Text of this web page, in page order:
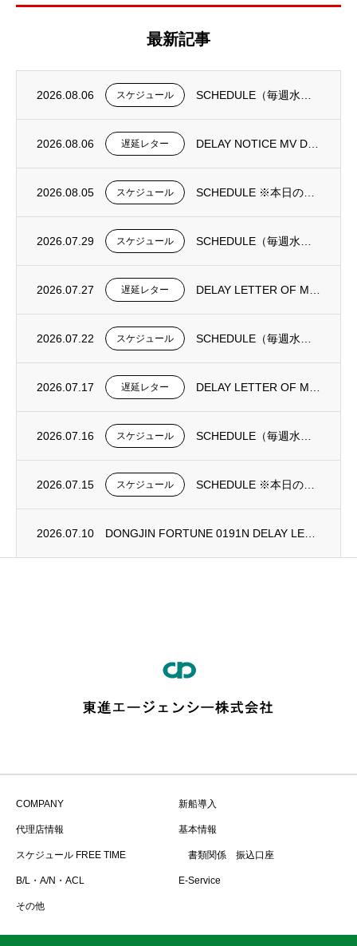
最新記事
2026.08.06 スケジュール
2026.08.06 遅延レター
2026.08.05 スケジュール
2026.07.29 スケジュール
2026.07.27 遅延レター
2026.07.22 スケジュール
2026.07.17 遅延レター
2026.07.16 スケジュール
2026.07.15 スケジュール
2026.07.10
COMPANY 新船導入
代理店情報 基本情報
スケジュール FREE TIME 書類関係 振込口座
B/L・A/N・ACL E-Service
その他